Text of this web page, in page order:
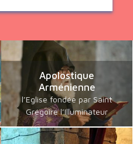
Apolostique
Arménienne
l’Eglise fondée par Saint
Grégoire l’Illuminateur